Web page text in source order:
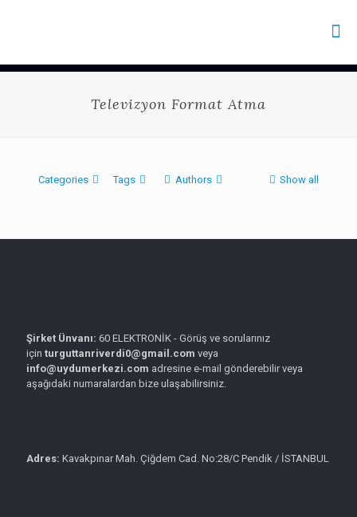
Televizyon Format Atma
Categories Tags Authors Show all
Şirket Ünvanı: 60 ELEKTRONİK - Görüş ve sorularınız
için turguttanriverdi0@gmail.com veya
info@uydumerkezi.com adresine e-mail gönderebilir veya
aşağıdaki numaralardan bize ulaşabilirsiniz.
Adres: Kavakpınar Mah. Çiğdem Cad. No:28/C Pendik / İSTANBUL